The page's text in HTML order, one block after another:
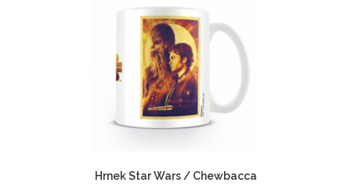
Hrnek Star Wars / Chewbacca